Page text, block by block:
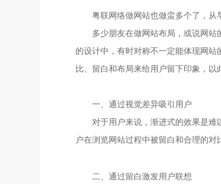
粤联网络做网站也做蛮多个了，从
多少朋友在做网站布局，或说网
的设计中，有时对称不一定能体现网
比、留白和布局来给用户留下印象，以
一、通过视觉差异吸引用户
对于用户来说，渐进式的效果是
户在浏览网站过程中被留白和合理的
二、通过留白激发用户联想